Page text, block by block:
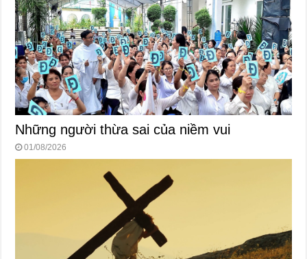
Những người thừa sai của niềm vui
01/08/2026